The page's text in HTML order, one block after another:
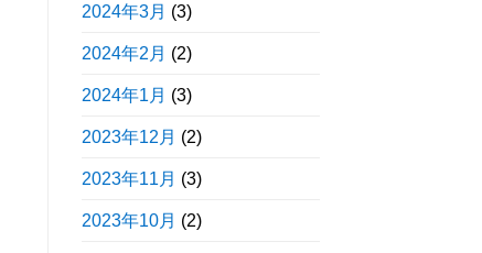
2024年3月 (3)
2024年2月 (2)
2024年1月 (3)
2023年12月 (2)
2023年11月 (3)
2023年10月 (2)